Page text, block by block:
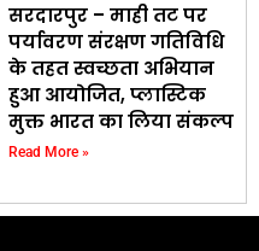
सरदारपुर – माही तट पर
पर्यावरण संरक्षण गतिविधि
के तहत स्वच्छता अभियान
हुआ आयोजित, प्लास्टिक
मुक्त भारत का लिया संकल्प
Read More »